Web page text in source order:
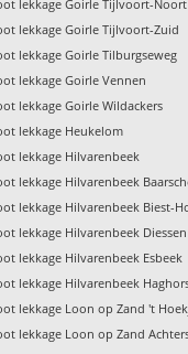
lekkage Goirle Tijlvoort-Noort
lekkage Goirle Tijlvoort-Zuid
lekkage Goirle Tilburgseweg
lekkage Goirle Vennen
lekkage Goirle Wildackers
lekkage Heukelom
lekkage Hilvarenbeek
lekkage Hilvarenbeek
lekkage Hilvarenbeek Biest-
lekkage Hilvarenbeek Diessen
lekkage Hilvarenbeek Esbeek
lekkage Hilvarenbeek
lekkage Loon op Zand 't
lekkage Loon op Zand